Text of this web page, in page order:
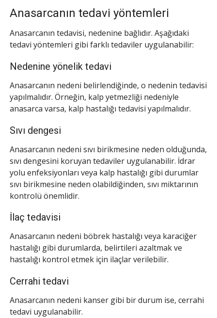
Anasarcanın tedavi yöntemleri
Anasarcanın tedavisi, nedenine bağlıdır. Aşağıdaki
tedavi yöntemleri gibi farklı tedaviler uygulanabilir:
Nedenine yönelik tedavi
Anasarcanın nedeni belirlendiğinde, o nedenin tedavisi
yapılmalıdır. Örneğin, kalp yetmezliği nedeniyle
anasarca varsa, kalp hastalığı tedavisi yapılmalıdır.
Sıvı dengesi
Anasarcanın nedeni sıvı birikmesine neden olduğunda,
sıvı dengesini koruyan tedaviler uygulanabilir. İdrar
yolu enfeksiyonları veya kalp hastalığı gibi durumlar
sıvı birikmesine neden olabildiğinden, sıvı miktarının
kontrolü önemlidir.
İlaç tedavisi
Anasarcanın nedeni böbrek hastalığı veya karaciğer
hastalığı gibi durumlarda, belirtileri azaltmak ve
hastalığı kontrol etmek için ilaçlar verilebilir.
Cerrahi tedavi
Anasarcanın nedeni kanser gibi bir durum ise, cerrahi
tedavi uygulanabilir.